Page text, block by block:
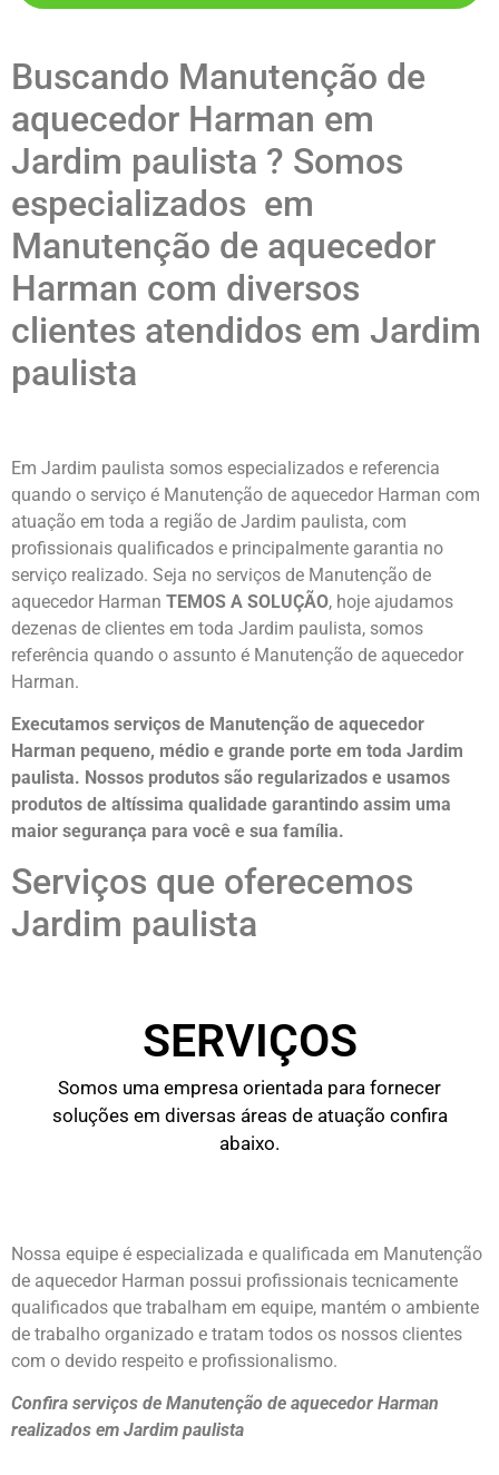
Buscando Manutenção de
aquecedor Harman em
Jardim paulista ? Somos
especializados em
Manutenção de aquecedor
Harman com diversos
clientes atendidos em Jardim
paulista
Em Jardim paulista somos especializados e referencia
quando o serviço é Manutenção de aquecedor Harman com
atuação em toda a região de Jardim paulista, com
profissionais qualificados e principalmente garantia no
serviço realizado. Seja no serviços de Manutenção de
aquecedor Harman TEMOS A SOLUÇÃO, hoje ajudamos
dezenas de clientes em toda Jardim paulista, somos
referência quando o assunto é Manutenção de aquecedor
Harman.
Executamos serviços de Manutenção de aquecedor
Harman pequeno, médio e grande porte em toda Jardim
paulista. Nossos produtos são regularizados e usamos
produtos de altíssima qualidade garantindo assim uma
maior segurança para você e sua família.
Serviços que oferecemos
Jardim paulista
SERVIÇOS
Somos uma empresa orientada para fornecer
soluções em diversas áreas de atuação confira
abaixo.
Nossa equipe é especializada e qualificada em Manutenção
de aquecedor Harman possui profissionais tecnicamente
qualificados que trabalham em equipe, mantém o ambiente
de trabalho organizado e tratam todos os nossos clientes
com o devido respeito e profissionalismo.
Confira serviços de Manutenção de aquecedor Harman
realizados em Jardim paulista